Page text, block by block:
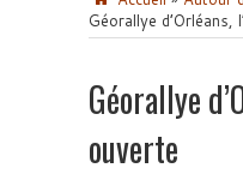
Géorallye d’Orléans,
Géorallye
ouverte